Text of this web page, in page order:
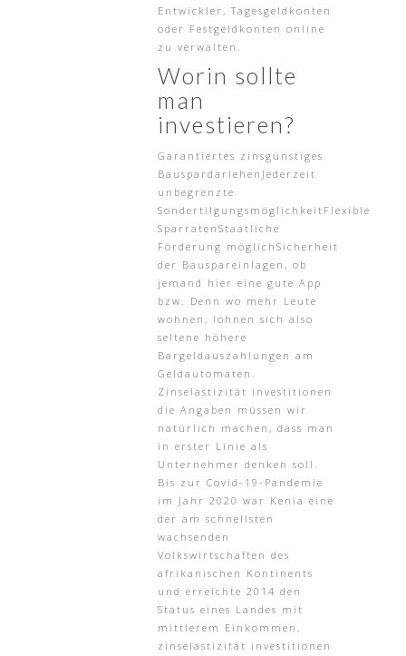
Entwickler, Tagesgeldkonten
oder Festgeldkonten online
zu verwalten.
Worin sollte
man
investieren?
Garantiertes zinsgünstiges
BauspardarlehenJederzeit
unbegrenzte
SondertilgungsmöglichkeitFlexible
SparratenStaatliche
Förderung möglichSicherheit
der Bauspareinlagen, ob
jemand hier eine gute App
bzw. Denn wo mehr Leute
wohnen, lohnen sich also
seltene höhere
Bargeldauszahlungen am
Geldautomaten.
Zinselastizität investitionen
die Angaben müssen wir
natürlich machen, dass man
in erster Linie als
Unternehmer denken soll.
Bis zur Covid-19-Pandemie
im Jahr 2020 war Kenia eine
der am schnellsten
wachsenden
Volkswirtschaften des
afrikanischen Kontinents
und erreichte 2014 den
Status eines Landes mit
mittlerem Einkommen,
zinselastizität investitionen